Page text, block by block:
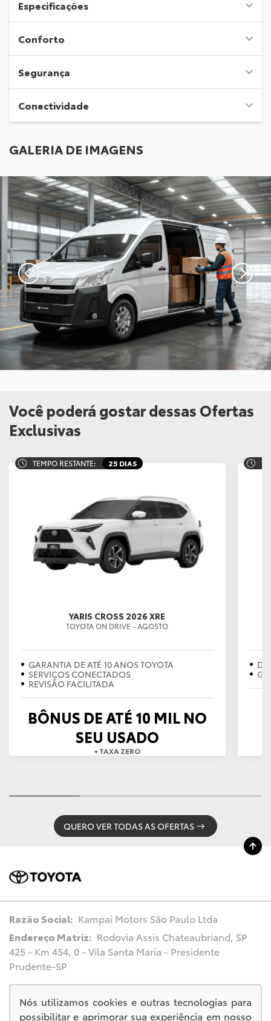
Especificações
Conforto
Segurança
Conectividade
GALERIA DE IMAGENS
Você poderá gostar dessas Ofertas
Exclusivas
TEMPO RESTANTE: 25 DIAS
YARIS CROSS 2026 XRE
TOYOTA ON DRIVE - AGOSTO
GARANTIA DE ATÉ 10 ANOS TOYOTA
SERVIÇOS CONECTADOS
REVISÃO FACILITADA
BÔNUS DE ATÉ 10 MIL NO
SEU USADO
+ TAXA ZERO
QUERO VER TODAS AS OFERTAS
Razão Social: Kampai Motors São Paulo Ltda
Endereço Matriz: Rodovia Assis Chateaubriand, SP
425 - Km 454, 0 - Vila Santa Maria - Presidente
Prudente-SP
Nós utilizamos cookies e outras tecnologias para
possibilitar e aprimorar sua experiência em nosso